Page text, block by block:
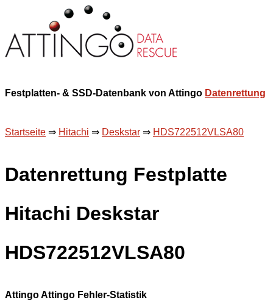
Festplatten- & SSD-Datenbank von Attingo Datenrettung
Startseite ⇒ Hitachi ⇒ Deskstar ⇒ HDS722512VLSA80
Datenrettung Festplatte
Hitachi Deskstar
HDS722512VLSA80
Attingo Attingo Fehler-Statistik